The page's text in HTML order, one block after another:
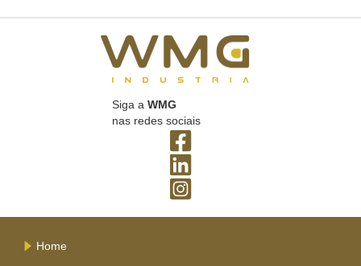
Siga a WMG
nas redes sociais
Home